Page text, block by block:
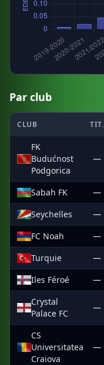
Par club
CLUB TIT.
FK
Budućnost
Podgorica
—
Sabah FK —
Seychelles
—
FC Noah
—
Turquie
—
Iles Féroé
—
Crystal
Palace FC
—
CS
Universitatea
Craiova
—